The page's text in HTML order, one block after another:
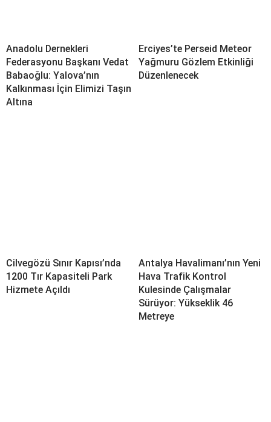
Anadolu Dernekleri
Federasyonu Başkanı Vedat
Babaoğlu: Yalova’nın
Kalkınması İçin Elimizi Taşın
Altına
Erciyes’te Perseid Meteor
Yağmuru Gözlem Etkinliği
Düzenlenecek
Cilvegözü Sınır Kapısı’nda
1200 Tır Kapasiteli Park
Hizmete Açıldı
Antalya Havalimanı’nın Yeni
Hava Trafik Kontrol
Kulesinde Çalışmalar
Sürüyor: Yükseklik 46
Metreye